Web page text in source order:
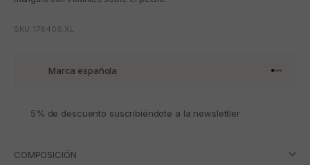
SKU: 178406.XL
Marca española Ir al
Ir al
Ir al
Ir al
5% de descuento suscribiéndote a la newslettler
COMPOSICIÓN